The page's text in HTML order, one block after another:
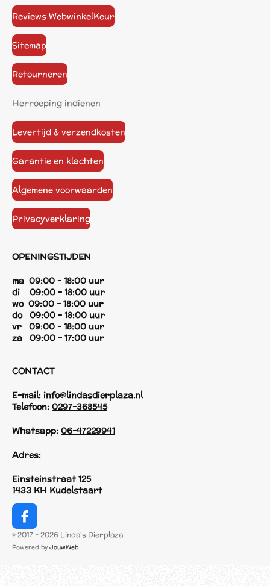
Reviews WebwinkelKeur
Sitemap
Retourneren
Herroeping indienen
Levertijd & verzendkosten
Garantie en klachten
Algemene voorwaarden
Privacyverklaring
OPENINGSTIJDEN
ma 09:00 - 18:00 uur
di 09:00 - 18:00 uur
wo 09:00 - 18:00 uur
do 09:00 - 18:00 uur
vr 09:00 - 18:00 uur
za 09:00 - 17:00 uur
CONTACT
E-mail: info@lindasdierplaza.nl
Telefoon: 0297-368545
Whatsapp: 06-47229941
Adres:
Einsteinstraat 125
1433 KH Kudelstaart
F
a
c
© 2017 - 2026 Linda's Dierplaza
Powered by JouwWeb